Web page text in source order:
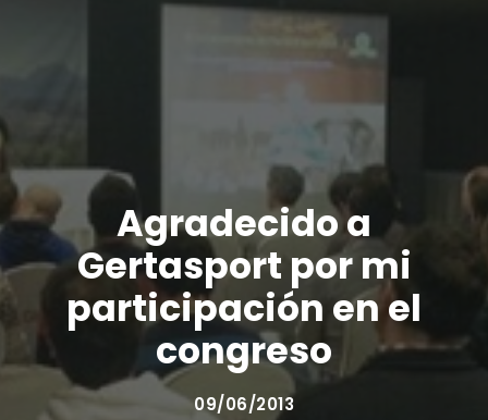
Agradecido a
Gertasport por mi
participación en el
congreso
09/06/2013